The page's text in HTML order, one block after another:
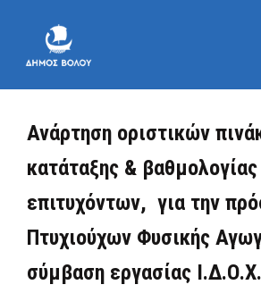
Ανάρτηση οριστικών
κατάταξης &
επιτυχόντων, για την
Πτυχιούχων Φυσικής
σύμβαση εργασίας Ι.Δ.Ο.Χ.